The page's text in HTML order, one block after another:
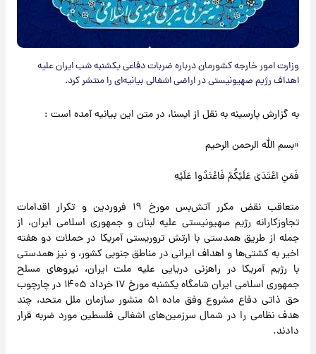
وزارت امور خارجه کشورمان درباره ضربات دفاعی یکشنبه شب ایران علیه
اهداف رژیم صهیونیستی در اراضی اشغالی بیانیه‌ای را منتشر کرد.
به گزارش پارسینه به نقل از ایسنا، در متن این بیانیه آمده است :
«بسم الله الرحمن الرحیم
فَمَنِ اعْتَدَیٰ عَلَیْکُمْ فَاعْتَدُوا عَلَیْهِ
متعاقب نقض‌ مکرر آتش‌بس مورخ ۱۹ فروردین و تکرار اقدامات
تجاوزکارانه رژیم صهیونیستی علیه لبنان و جمهوری اسلامی ایران، از
جمله از طریق همدستی با ارتش تروریستی آمریکا در حملات دو هفته
اخیر به کشتی‌ها و اهداف ایرانی در مناطق جنوبی کشور، و نیز همدستی
با رژیم آمریکا در راهزنی دریایی علیه ملت ایران، نیروهای مسلح
جمهوری اسلامی ایران شامگاه یکشنبه مورخ ۱۷ خرداد ۱۴۰۵ در چارچوب
حق ذاتی دفاع مشروع وفق ماده ۵۱ منشور سازمان ملل متحد، چند
هدف نظامی را در شمال سرزمین‌های اشغالی فلسطین مورد ضربه قرار
دادند.